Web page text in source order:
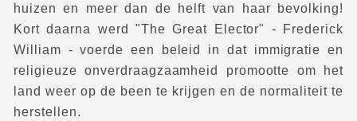
huizen en meer dan de helft van haar bevolking!
Kort daarna werd "The Great Elector" - Frederick
William - voerde een beleid in dat immigratie en
religieuze onverdraagzaamheid promootte om het
land weer op de been te krijgen en de normaliteit te
herstellen.